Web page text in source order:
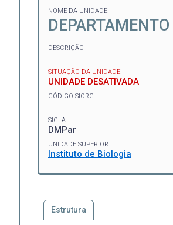
NOME DA UNIDADE
DESCRIÇÃO
SITUAÇÃO DA UNIDADE
UNIDADE DESATIVADA
CÓDIGO SIORG
SIGLA
DMPar
UNIDADE SUPERIOR
Instituto de Biologia
Estrutura